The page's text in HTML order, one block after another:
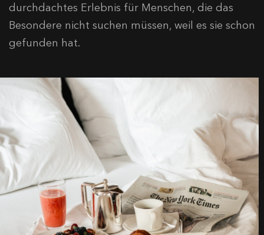
durchdachtes Erlebnis für Menschen, die das
Besondere nicht suchen müssen, weil es sie schon
gefunden hat.